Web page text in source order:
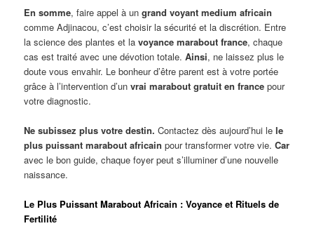
En somme, faire appel à ungrand voyant medium africain
comme Adjinacou, c’est choisir la sécurité et la discrétion. Entre
la science des plantes et lavoyance marabout france, chaque
cas est traité avec une dévotion totale.Ainsi, ne laissez plus le
doute vous envahir. Le bonheur d’être parent est à votre portée
grâce à l’intervention d’unvrai marabout gratuit en france pour
votre diagnostic.
Ne subissez plus votre destin. Contactez dès aujourd’hui lele
plus puissant marabout africain pour transformer votre vie.Car
avec le bon guide, chaque foyer peut s’illuminer d’une nouvelle
naissance.
Le Plus Puissant Marabout Africain : Voyance et Rituels de
Fertilité